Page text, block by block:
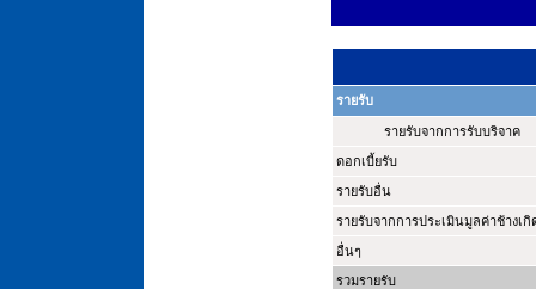
รายรับ
รายรับจากการรับบริจาค
ดอกเบี้ยรับ
รายรับอื่น
รายรับจากการประเมินมูลค่าช้างเกิ
อื่นๆ
รวมรายรับ